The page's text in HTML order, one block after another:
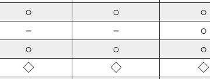
○ ○ ○
－ － ○
○ ○ ○
◇ ◇ ◇